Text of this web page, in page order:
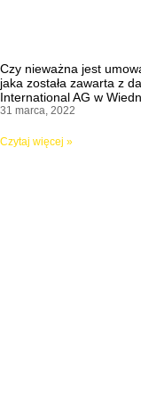
Czy nieważna jest
jaka została zawarta z
International AG w
31 marca, 2022
Czytaj więcej »